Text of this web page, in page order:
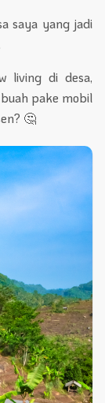
saya yang jadi
living di desa,
pake mobil
🤔